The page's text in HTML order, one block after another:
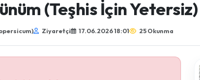
(Teşhis İçin
lycopersicum) Ziyaretçi 17.06.2026 18:01 25